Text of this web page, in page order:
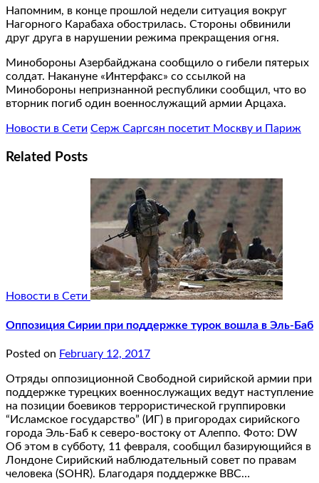
Напомним, в конце прошлой недели ситуация вокруг
Нагорного Карабаха обострилась. Стороны обвинили
друг друга в нарушении режима прекращения огня.
Минобороны Азербайджана сообщило о гибели пятерых
солдат. Накануне «Интерфакс» со ссылкой на
Минобороны непризнанной республики сообщил, что во
вторник погиб один военнослужащий армии Арцаха.
Новости в Сети Серж Саргсян посетит Москву и Париж
Related Posts
Новости в Сети
Оппозиция Сирии при поддержке турок вошла в Эль-Баб
Posted on February 12, 2017
Отряды оппозиционной Свободной сирийской армии при
поддержке турецких военнослужащих ведут наступление
на позиции боевиков террористической группировки
“Исламское государство” (ИГ) в пригородах сирийского
города Эль-Баб к северо-востоку от Алеппо. Фото: DW
Об этом в субботу, 11 февраля, сообщил базирующийся в
Лондоне Сирийский наблюдательный совет по правам
человека (SOHR). Благодаря поддержке ВВС…